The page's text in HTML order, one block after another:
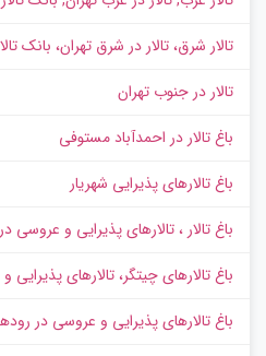
تالار شرق، تالار در شرق تهران، بانک
تالار در جنوب تهران
باغ تالار در احمدآباد مستوفی
باغ تالارهای پذیرایی شهریار
باغ تالار ، تالارهای پذیرایی و عروسی
باغ تالارهای چیتگر، تالارهای
باغ تالارهای پذیرایی و عروسی در